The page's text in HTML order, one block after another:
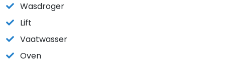
Wasdroger
Lift
Vaatwasser
Oven